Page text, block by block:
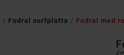
Fodral surfplatta Fodral med